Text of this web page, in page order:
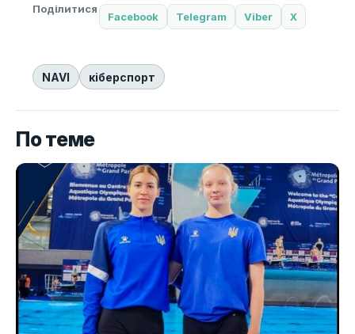
Поділитися
Facebook Telegram Viber X
NAVI кіберспорт
По теме